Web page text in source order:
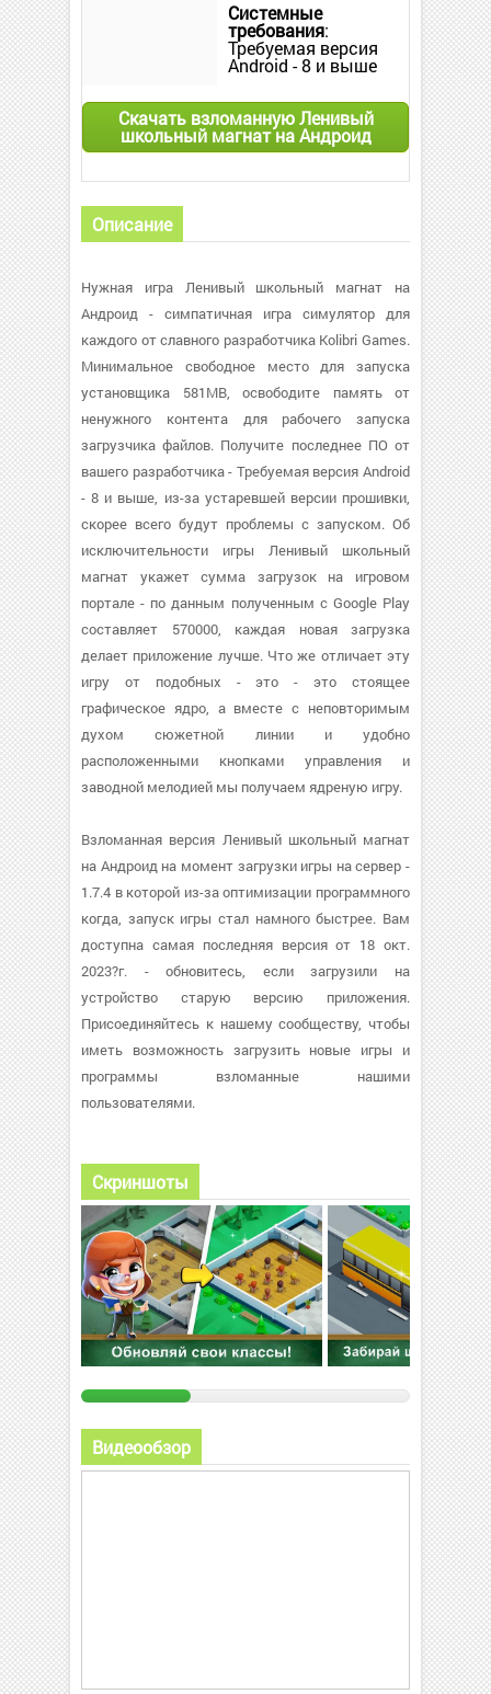
Системные
требования:
Требуемая версия
Android - 8 и выше
Скачать взломанную Ленивый
школьный магнат на Андроид
Описание
Нужная игра Ленивый школьный магнат на
Андроид - симпатичная игра симулятор для
каждого от славного разработчика Kolibri Games.
Минимальное свободное место для запуска
установщика 581MB, освободите память от
ненужного контента для рабочего запуска
загрузчика файлов. Получите последнее ПО от
вашего разработчика - Требуемая версия Android
- 8 и выше, из-за устаревшей версии прошивки,
скорее всего будут проблемы с запуском. Об
исключительности игры Ленивый школьный
магнат укажет сумма загрузок на игровом
портале - по данным полученным с Google Play
составляет 570000, каждая новая загрузка
делает приложение лучше. Что же отличает эту
игру от подобных - это - это стоящее
графическое ядро, а вместе с неповторимым
духом сюжетной линии и удобно
расположенными кнопками управления и
заводной мелодией мы получаем ядреную игру.
Взломанная версия Ленивый школьный магнат
на Андроид на момент загрузки игры на сервер -
1.7.4 в которой из-за оптимизации программного
когда, запуск игры стал намного быстрее. Вам
доступна самая последняя версия от 18 окт.
2023?г. - обновитесь, если загрузили на
устройство старую версию приложения.
Присоединяйтесь к нашему сообществу, чтобы
иметь возможность загрузить новые игры и
программы взломанные нашими
пользователями.
Скриншоты
Видеообзор